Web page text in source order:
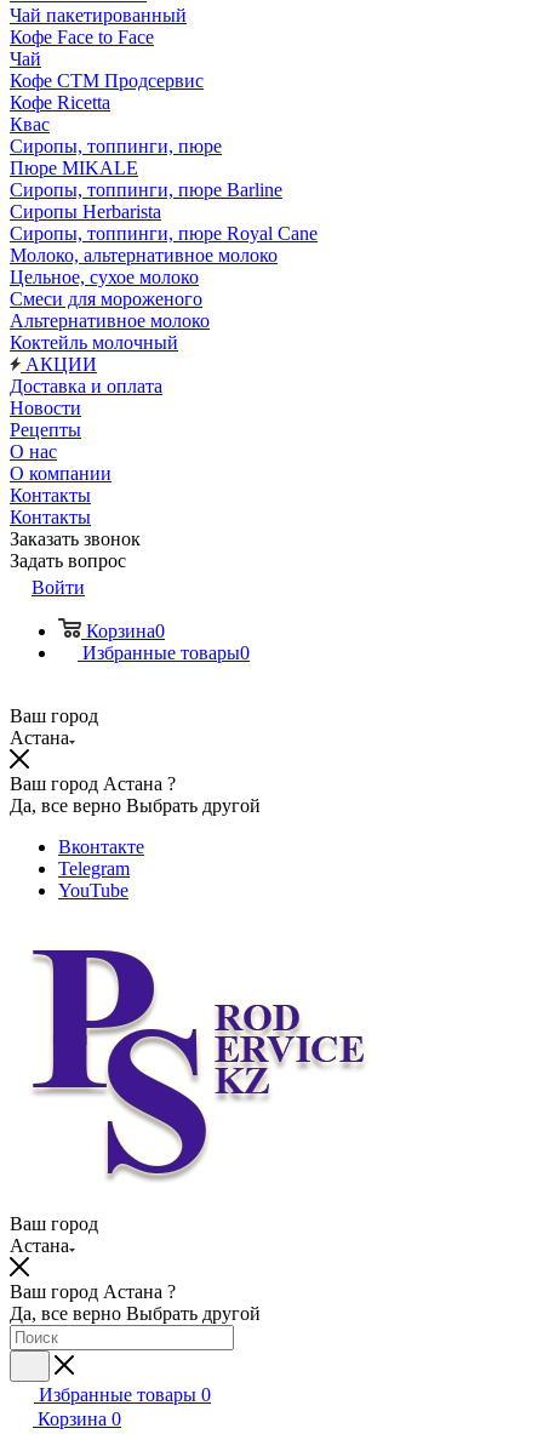
Чай пакетированный
Кофе Face to Face
Чай
Кофе СТМ Продсервис
Кофе Ricetta
Квас
Сиропы, топпинги, пюре
Пюре MIKALE
Сиропы, топпинги, пюре Barline
Сиропы Herbarista
Сиропы, топпинги, пюре Royal Cane
Молоко, альтернативное молоко
Цельное, сухое молоко
Смеси для мороженого
Альтернативное молоко
Коктейль молочный
АКЦИИ
Доставка и оплата
Новости
Рецепты
О нас
О компании
Контакты
Контакты
Заказать звонок
Задать вопрос
Войти
Корзина0
Избранные товары0
Ваш город
Астана
Ваш город Астана ?
Да, все верно Выбрать другой
Вконтакте
Telegram
YouTube
Ваш город
Астана
Ваш город Астана ?
Да, все верно Выбрать другой
Избранные товары 0
Корзина 0